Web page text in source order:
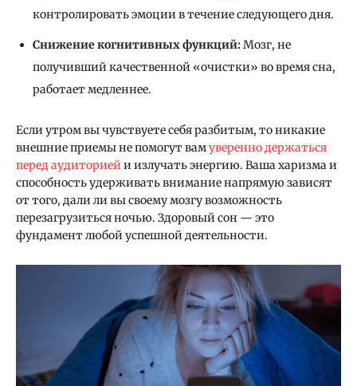
контролировать эмоции в течение следующего дня.
Снижение когнитивных функций:Мозг, не
получивший качественной «очистки» во время сна,
работает медленнее.
Если утром вы чувствуете себя разбитым, то никакие
внешние приемы не помогут вамуверенно держаться
перед аудиторией и излучать энергию. Ваша харизма и
способность удерживать внимание напрямую зависят
от того, дали ли вы своему мозгу возможность
перезагрузиться ночью. Здоровый сон — это
фундамент любой успешной деятельности.